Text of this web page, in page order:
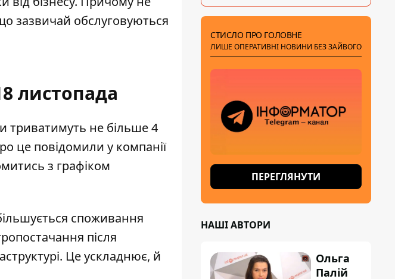
зазвичай обслуговуються
листопада
триватимуть не більше 4
це повідомили у компанії
з графіком
споживання
після
Це ускладнює, й
СТИСЛО ПРО ГОЛОВНЕ
ЛИШЕ ОПЕРАТИВНІ НОВИНИ БЕЗ ЗАЙВОГО
ПЕРЕГЛЯНУТИ
НАШІ АВТОРИ
Ольга
Палій